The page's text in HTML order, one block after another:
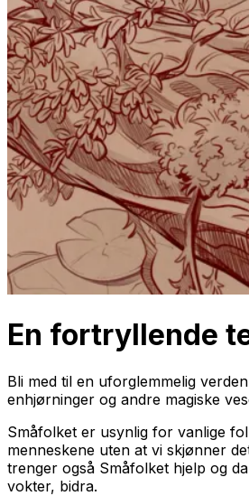
En fortryllende
Bli med til en uforglemmelig
enhjørninger og andre magiske
Småfolket er usynlig for vanlige
menneskene uten at vi skjønner
trenger også Småfolket hjelp og
vokter, bidra.